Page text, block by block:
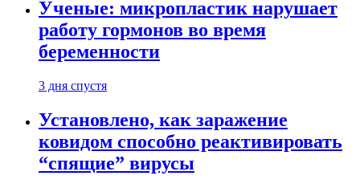
Ученые: микропластик нарушает
работу гормонов во время
беременности
3 дня спустя
Установлено, как заражение
ковидом способно реактивировать
“спящие” вирусы